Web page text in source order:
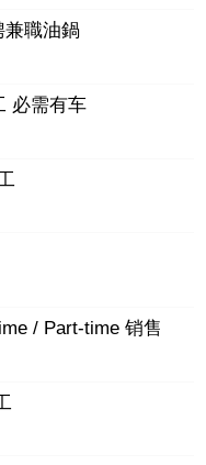
兼職油鍋
必需有车
/ Part-time 销售